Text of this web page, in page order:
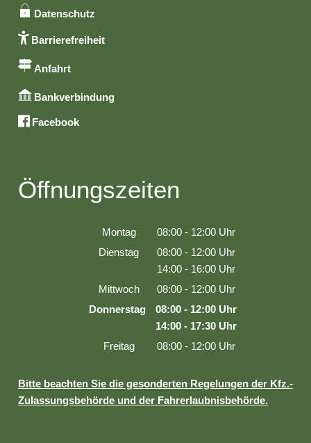
Datenschutz
Barrierefreiheit
Anfahrt
Bankverbindung
Facebook
Öffnungszeiten
Montag 08:00 - 12:00 Uhr
Von 08:00 bis 12:00 Uhr
Dienstag 08:00 - 12:00 Uhr
Von 08:00 bis 12:00 Uhr
14:00 - 16:00 Uhr
Von 14:00 bis 16:00 Uhr
Mittwoch 08:00 - 12:00 Uhr
Von 08:00 bis 12:00 Uhr
Donnerstag 08:00 - 12:00 Uhr
Von 08:00 bis 12:00 Uhr
14:00 - 17:30 Uhr
Von 14:00 bis 17:30 Uhr
Freitag 08:00 - 12:00 Uhr
Bitte beachten Sie die gesonderten Regelungen der Kfz.-
Zulassungsbehörde und der Fahrerlaubnisbehörde.